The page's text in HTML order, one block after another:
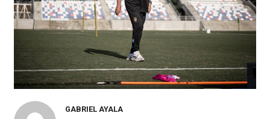
GABRIEL AYALA